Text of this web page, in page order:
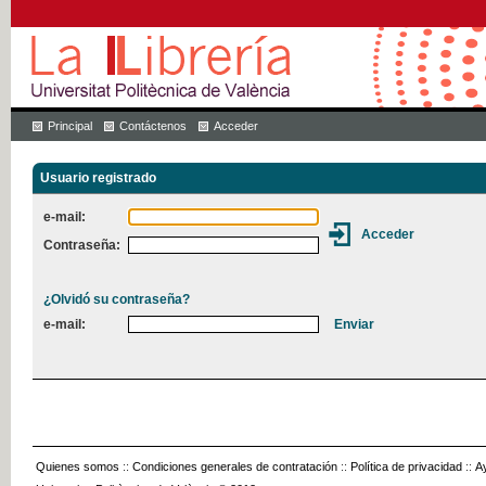
Principal Contáctenos Acceder
Usuario registrado
e-mail:
Contraseña:
¿Olvidó su contraseña?
e-mail:
Quienes somos :: Condiciones generales de contratación :: Política de privacidad ::